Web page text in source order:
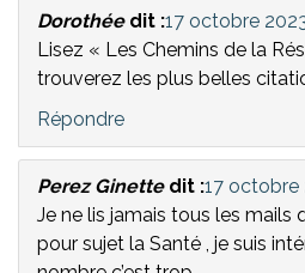
Dorothée dit :17 octobre
Lisez « Les Chemins de la
trouverez les plus belles
Répondre
Perez Ginette dit :17 octobre
Je ne lis jamais tous les mails
pour sujet la Santé , je suis